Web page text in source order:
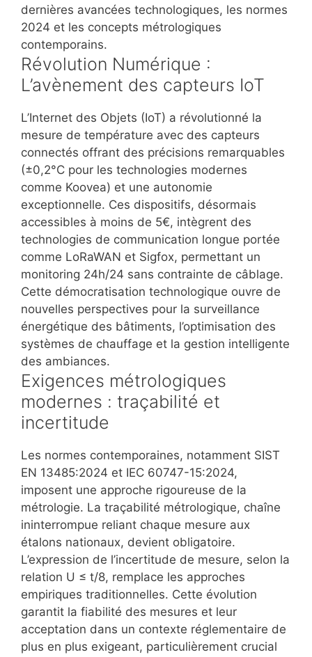
dernières avancées technologiques, les normes
2024 et les concepts métrologiques
contemporains.
Révolution Numérique :
L’avènement des capteurs IoT
L’Internet des Objets (IoT) a révolutionné la
mesure de température avec des capteurs
connectés offrant des précisions remarquables
(±0,2°C pour les technologies modernes
comme Koovea) et une autonomie
exceptionnelle. Ces dispositifs, désormais
accessibles à moins de 5€, intègrent des
technologies de communication longue portée
comme LoRaWAN et Sigfox, permettant un
monitoring 24h/24 sans contrainte de câblage.
Cette démocratisation technologique ouvre de
nouvelles perspectives pour la surveillance
énergétique des bâtiments, l’optimisation des
systèmes de chauffage et la gestion intelligente
des ambiances.
Exigences métrologiques
modernes : traçabilité et
incertitude
Les normes contemporaines, notamment SIST
EN 13485:2024 et IEC 60747-15:2024,
imposent une approche rigoureuse de la
métrologie. La traçabilité métrologique, chaîne
ininterrompue reliant chaque mesure aux
étalons nationaux, devient obligatoire.
L’expression de l’incertitude de mesure, selon la
relation U ≤ t/8, remplace les approches
empiriques traditionnelles. Cette évolution
garantit la fiabilité des mesures et leur
acceptation dans un contexte réglementaire de
plus en plus exigeant, particulièrement crucial